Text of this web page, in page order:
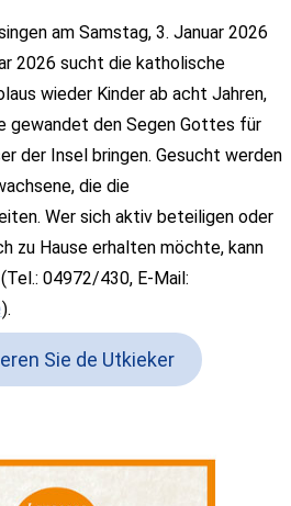
am Samstag, 3. Januar 2026
2026 sucht die katholische
wieder Kinder ab acht Jahren,
gewandet den Segen Gottes für
der Insel bringen. Gesucht werden
die die
Wer sich aktiv beteiligen oder
zu Hause erhalten möchte, kann
04972/430, E-Mail:
).
Sie de Utkieker